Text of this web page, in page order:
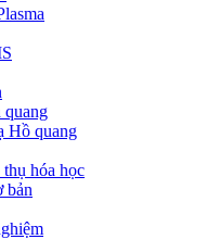
quang
Hồ quang
hóa học
bản